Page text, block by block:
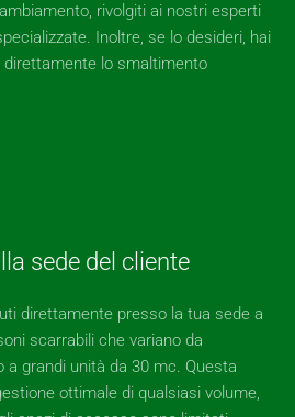
rivolgiti ai nostri esperti
Inoltre, se lo desideri, hai
lo smaltimento
sede del cliente
direttamente presso la tua sede a
scarrabili che variano da
grandi unità da 30 mc. Questa
ottimale di qualsiasi volume,